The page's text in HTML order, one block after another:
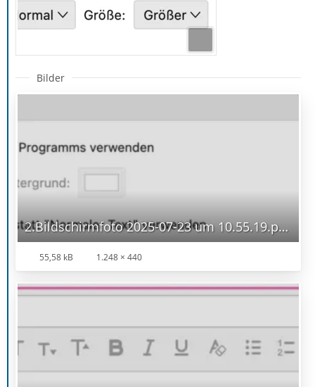
Bilder
2.Bildschirmfoto 2025-07-23 um 10.55.19.png
55,58 kB 1.248 × 440